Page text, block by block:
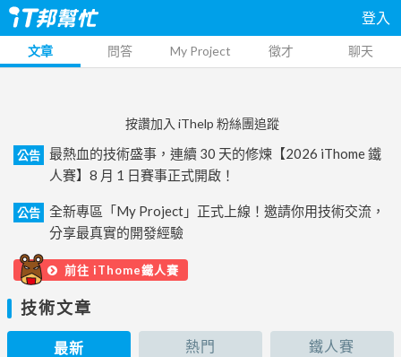
登入
文章 問答 My Project 徵才 聊天
按讚加入 iThelp 粉絲團追蹤
公告
最熱血的技術盛事，連續 30 天的修煉【2026 iThome 鐵
人賽】8 月 1 日賽事正式開啟！
公告
全新專區「My Project」正式上線！邀請你用技術交流，
分享最真實的開發經驗
前往 iThome鐵人賽
技術文章
最新 熱門 鐵人賽